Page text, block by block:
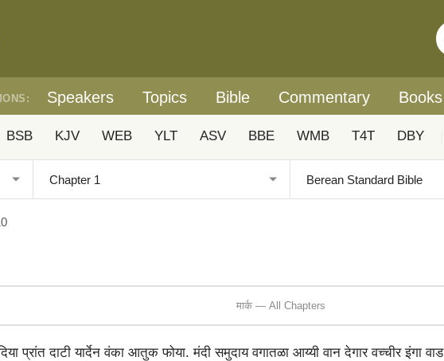
Speakers Topics Bible Commentary Books
BSB KJV WEB YLT ASV BBE WMB T4T DBY
मार्क — All Chapters
प्रांत दाटी यार्देन वंका आतुक फोया. मंदी समुदाय वगातळा आय्यी वान देगार वच्चीर इंगा वाड